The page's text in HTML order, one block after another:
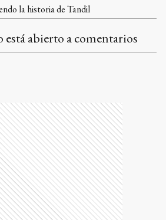
la historia de Tandil
abierto a comentarios